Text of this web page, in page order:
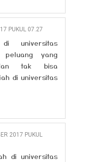
PUKUL 07.27
universitas
peluang yang
tak bisa
di universitas
2017 PUKUL
di universitas